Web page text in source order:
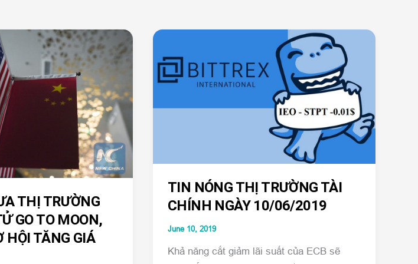
THỊ TRƯỜNG
GO TO MOON,
HỘI TĂNG GIÁ
TIN NÓNG THỊ TRƯỜNG TÀI
CHÍNH NGÀY 10/06/2019
June 10, 2019
Khả năng cắt giảm lãi suất của ECB sẽ